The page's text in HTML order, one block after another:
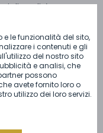
di qualità,
e molto altro
tipi di catering e di
blog.
un evento sociale
e le funzionalità del sito,
i contenuti e gli
del nostro sito
e analisi, che
possono
avete fornito loro o
utilizzo dei loro servizi.